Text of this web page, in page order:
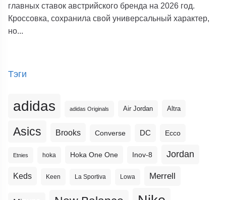
главных ставок австрийского бренда на 2026 год.
Кроссовка, сохранила свой универсальный характер,
но...
Тэги
adidas adidas Originals Air Jordan Altra
Asics Brooks Converse DC Ecco
Etnies hoka Hoka One One Inov-8 Jordan
Keds Keen La Sportiva Lowa Merrell